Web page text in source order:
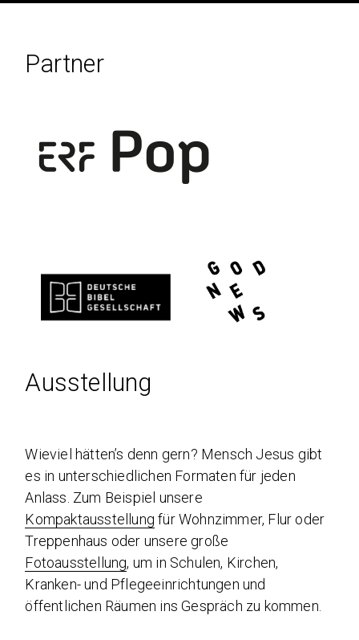
Partner
Ausstellung
Wieviel hätten’s denn gern? Mensch Jesus gibt
es in unterschiedlichen Formaten für jeden
Anlass. Zum Beispiel unsere
Kompaktausstellung für Wohnzimmer, Flur oder
Treppenhaus oder unsere große
Fotoausstellung, um in Schulen, Kirchen,
Kranken- und Pflegeeinrichtungen und
öffentlichen Räumen ins Gespräch zu kommen.